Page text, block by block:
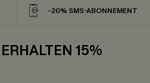
-20% SMS-ABONNEMENT
15%